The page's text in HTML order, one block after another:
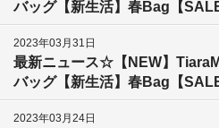
バッグ【新生活】春Bag【
2023年03月31日
最新ニュース☆【NEW】
バッグ【新生活】春Bag【
2023年03月24日